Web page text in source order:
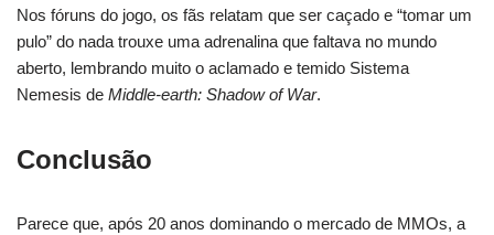
Nos fóruns do jogo, os fãs relatam que ser caçado e “tomar um
pulo” do nada trouxe uma adrenalina que faltava no mundo
aberto, lembrando muito o aclamado e temido Sistema
Nemesis de Middle-earth: Shadow of War.
Conclusão
Parece que, após 20 anos dominando o mercado de MMOs, a